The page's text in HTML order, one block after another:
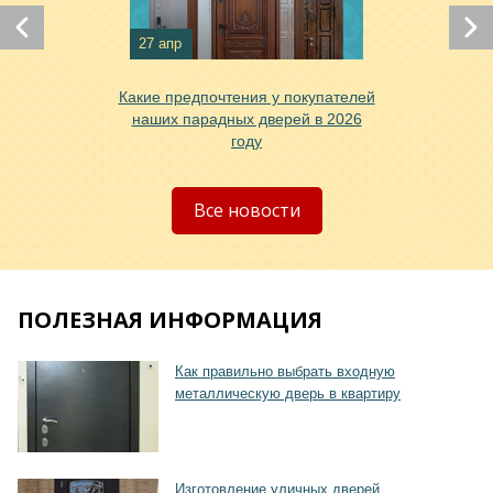
Хочу такую
27 апр
Какие предпочтения у покупателей
наших парадных дверей в 2026
году
Все новости
ПОЛЕЗНАЯ ИНФОРМАЦИЯ
Как правильно выбрать входную
металлическую дверь в квартиру
Изготовление уличных дверей